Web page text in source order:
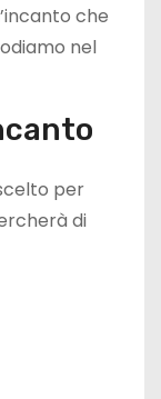
che
nel
per
di